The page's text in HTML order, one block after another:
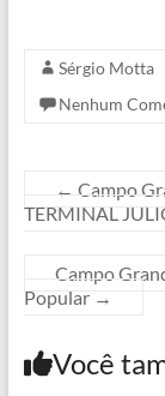
Sérgio Motta
Nenhum
← Campo
TERMINAL
Campo
Popular →
Você